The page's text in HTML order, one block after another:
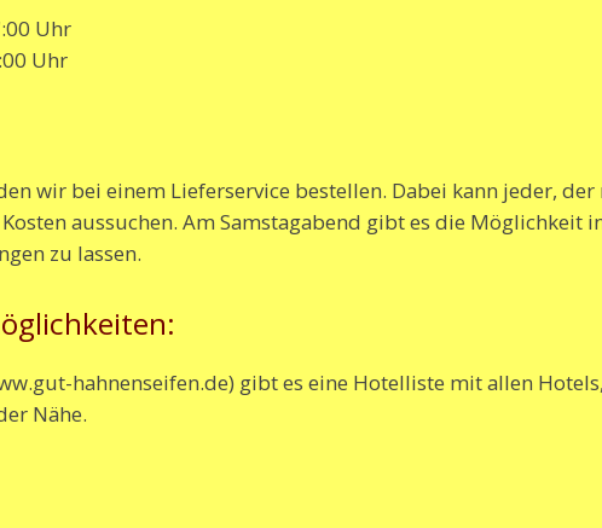
Uhr
Uhr
wir bei einem Lieferservice bestellen. Dabei kann jeder, der
aussuchen. Am Samstagabend gibt es die Möglichkeit
zu lassen.
hahnenseifen.de) gibt es eine Hotelliste mit allen
Nähe.